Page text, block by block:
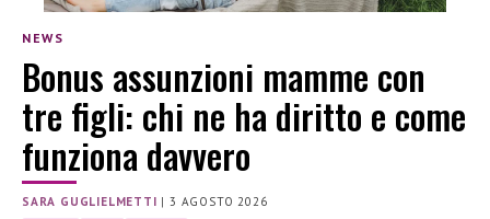
NEWS
Bonus assunzioni mamme con
tre figli: chi ne ha diritto e come
funziona davvero
SARA GUGLIELMETTI |3 AGOSTO 2026